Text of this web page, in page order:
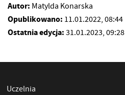
Autor: Matylda Konarska
Opublikowano: 11.01.2022, 08:44
Ostatnia edycja: 31.01.2023, 09:28
Uczelnia